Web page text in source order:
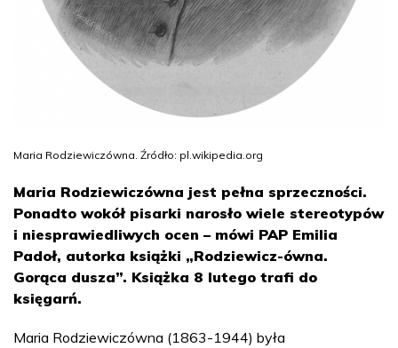
Maria Rodziewiczówna. Źródło: pl.wikipedia.org
Maria Rodziewiczówna jest pełna sprzeczności.
Ponadto wokół pisarki narosło wiele stereotypów
i niesprawiedliwych ocen – mówi PAP Emilia
Padoł, autorka książki „Rodziewicz-ówna.
Gorąca dusza”. Książka 8 lutego trafi do
księgarń.
Maria Rodziewiczówna (1863-1944) była